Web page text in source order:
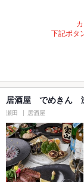
下記ボタ
居酒屋 でめきん
瀬田 居酒屋